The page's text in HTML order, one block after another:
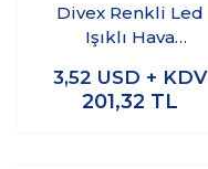
Divex Renkli Led
Işıklı Hava
Colorful Humidifier
Beyaz H-17
3,52 USD + KDV
201,32 TL